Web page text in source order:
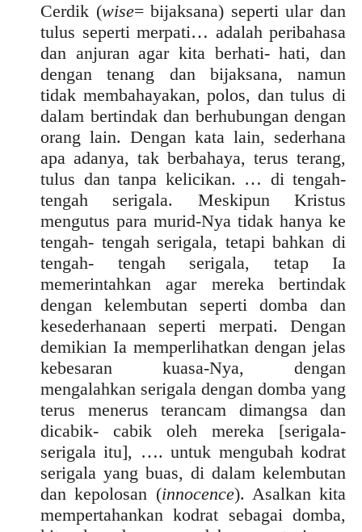
Cerdik (wise= bijaksana) seperti ular dan
tulus seperti merpati… adalah peribahasa
dan anjuran agar kita berhati- hati, dan
dengan tenang dan bijaksana, namun
tidak membahayakan, polos, dan tulus di
dalam bertindak dan berhubungan dengan
orang lain. Dengan kata lain, sederhana
apa adanya, tak berbahaya, terus terang,
tulus dan tanpa kelicikan. … di tengah-
tengah serigala. Meskipun Kristus
mengutus para murid-Nya tidak hanya ke
tengah- tengah serigala, tetapi bahkan di
tengah- tengah serigala, tetap Ia
memerintahkan agar mereka bertindak
dengan kelembutan seperti domba dan
kesederhanaan seperti merpati. Dengan
demikian Ia memperlihatkan dengan jelas
kebesaran kuasa-Nya, dengan
mengalahkan serigala dengan domba yang
terus menerus terancam dimangsa dan
dicabik- cabik oleh mereka [serigala-
serigala itu], …. untuk mengubah kodrat
serigala yang buas, di dalam kelembutan
dan kepolosan (innocence). Asalkan kita
mempertahankan kodrat sebagai domba,